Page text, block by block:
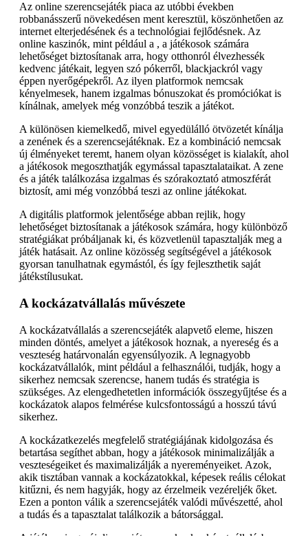
Az online szerencsejáték piaca az utóbbi években
robbanásszerű növekedésen ment keresztül, köszönhetően az
internet elterjedésének és a technológiai fejlődésnek. Az
online kaszinók, mint például a , a játékosok számára
lehetőséget biztosítanak arra, hogy otthonról élvezhessék
kedvenc játékait, legyen szó pókerről, blackjackról vagy
éppen nyerőgépekről. Az ilyen platformok nemcsak
kényelmesek, hanem izgalmas bónuszokat és promóciókat is
kínálnak, amelyek még vonzóbbá teszik a játékot.
A különösen kiemelkedő, mivel egyedülálló ötvözetét kínálja
a zenének és a szerencsejátéknak. Ez a kombináció nemcsak
új élményeket teremt, hanem olyan közösséget is kialakít, ahol
a játékosok megoszthatják egymással tapasztalataikat. A zene
és a játék találkozása izgalmas és szórakoztató atmoszférát
biztosít, ami még vonzóbbá teszi az online játékokat.
A digitális platformok jelentősége abban rejlik, hogy
lehetőséget biztosítanak a játékosok számára, hogy különböző
stratégiákat próbáljanak ki, és közvetlenül tapasztalják meg a
játék hatásait. Az online közösség segítségével a játékosok
gyorsan tanulhatnak egymástól, és így fejleszthetik saját
játékstílusukat.
A kockázatvállalás művészete
A kockázatvállalás a szerencsejáték alapvető eleme, hiszen
minden döntés, amelyet a játékosok hoznak, a nyereség és a
veszteség határvonalán egyensúlyozik. A legnagyobb
kockázatvállalók, mint például a felhasználói, tudják, hogy a
sikerhez nemcsak szerencse, hanem tudás és stratégia is
szükséges. Az elengedhetetlen információk összegyűjtése és a
kockázatok alapos felmérése kulcsfontosságú a hosszú távú
sikerhez.
A kockázatkezelés megfelelő stratégiájának kidolgozása és
betartása segíthet abban, hogy a játékosok minimalizálják a
veszteségeiket és maximalizálják a nyereményeiket. Azok,
akik tisztában vannak a kockázatokkal, képesek reális célokat
kitűzni, és nem hagyják, hogy az érzelmeik vezéreljék őket.
Ezen a ponton válik a szerencsejáték valódi művészetté, ahol
a tudás és a tapasztalat találkozik a bátorsággal.